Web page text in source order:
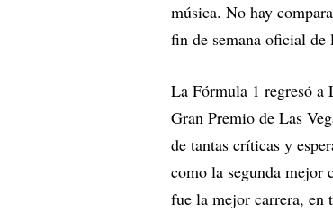
música. No hay
fin de semana oficial de
La Fórmula 1 regresó a
Gran Premio de Las
de tantas críticas y
como la segunda mejor
fue la mejor carrera, en